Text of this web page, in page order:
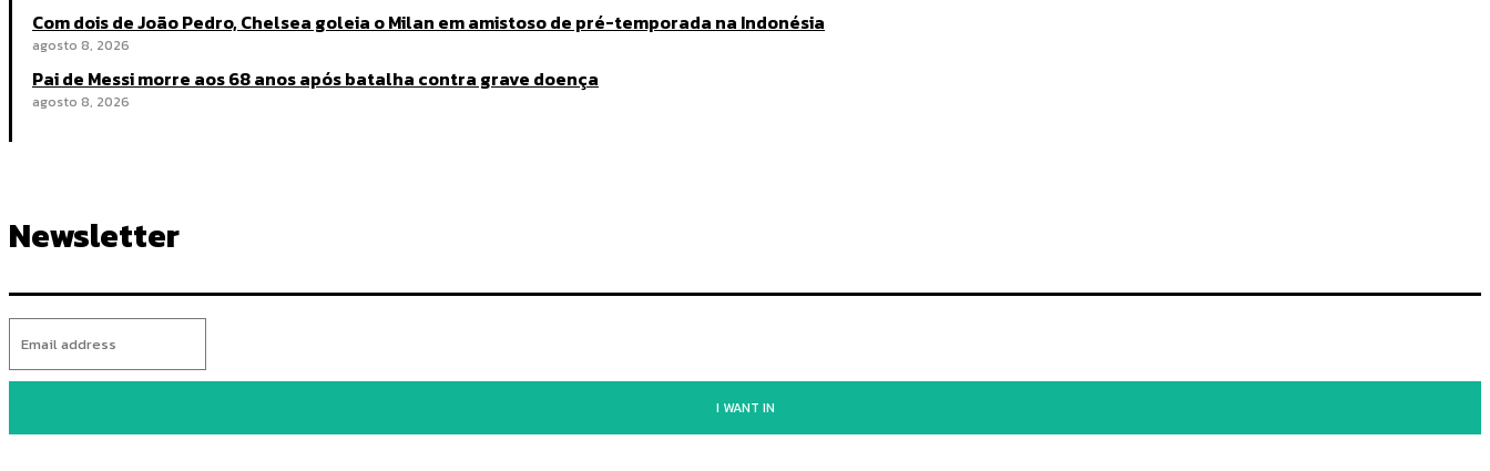
Com dois de João Pedro, Chelsea goleia o Milan em amistoso de pré-temporada na Indonésia
agosto 8, 2026
Pai de Messi morre aos 68 anos após batalha contra grave doença
agosto 8, 2026
Newsletter
I WANT IN